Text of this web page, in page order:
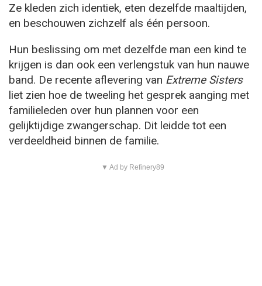
Ze kleden zich identiek, eten dezelfde maaltijden,
en beschouwen zichzelf als één persoon.
Hun beslissing om met dezelfde man een kind te
krijgen is dan ook een verlengstuk van hun nauwe
band. De recente aflevering van Extreme Sisters
liet zien hoe de tweeling het gesprek aanging met
familieleden over hun plannen voor een
gelijktijdige zwangerschap. Dit leidde tot een
verdeeldheid binnen de familie.
▼ Ad by Refinery89